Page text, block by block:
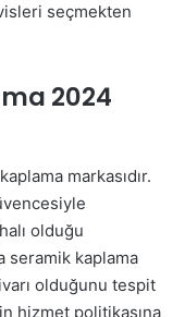
seçmekten
2024
markasıdır.
olduğu
seramik kaplama
olduğunu tespit
hizmet politikasına